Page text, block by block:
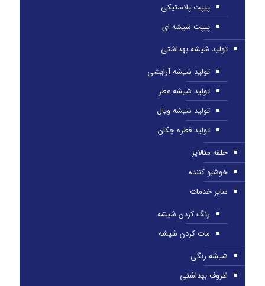
پیپت پلاستیکی
پیپت شیشه ای
تولید شیشه بهداشتی
تولید شیشه آرایشی
تولید شیشه عطر
تولید شیشه ویال
تولید قطره چکان
حلقه متالایز
خوشبو کننده
سایر خدمات
رنگ کردن شیشه
مات کردن شیشه
شیشه رنگی
ظروف بهداشتی